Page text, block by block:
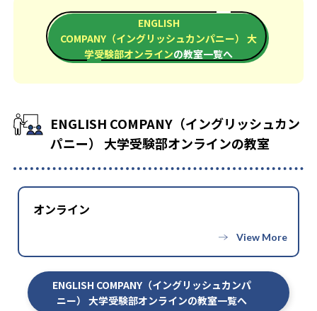
ENGLISH COMPANY（イングリッシュカンパニー）大学受験部
は、合格実績を公式サイトで公開し、合格した学校を多数記載
している。合格実績は以下の通りである。
大学の合格実績
大阪大学外国語学部 -
鹿児島大学医学部 -
早稲田大学先進理工学部
上智大学文学部 -
東京理科大学先進工学部 -
ENGLISH
COMPANY（イングリッシュカンパニー） 大
学受験部オンラインの教室一覧へ
ENGLISH COMPANY（イングリッシュカン
パニー） 大学受験部オンラインの教室
オンライン
ENGLISH COMPANY（イングリッシュカンパ
ニー） 大学受験部オンラインの教室一覧へ